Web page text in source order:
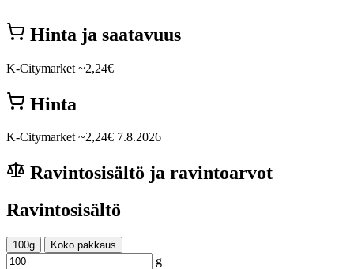
Hinta ja saatavuus
K-Citymarket ~2,24€
Hinta
K-Citymarket ~2,24€ 7.8.2026
Ravintosisältö ja ravintoarvot
Ravintosisältö
100g Koko pakkaus
g